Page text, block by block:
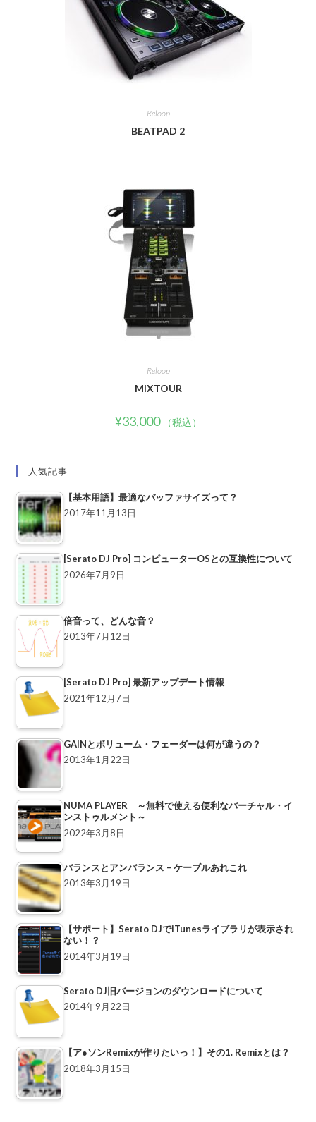
Reloop
BEATPAD 2
Reloop
MIXTOUR
¥33,000 （税込）
人気記事
【基本用語】最適なバッファサイズって？
2017年11月13日
[Serato DJ Pro] コンピューターOSとの互換性について
2026年7月9日
倍音って、どんな音？
2013年7月12日
[Serato DJ Pro] 最新アップデート情報
2021年12月7日
GAINとボリューム・フェーダーは何が違うの？
2013年1月22日
NUMA PLAYER ～無料で使える便利なバーチャル・イ
ンストゥルメント～
2022年3月8日
バランスとアンバランス – ケーブルあれこれ
2013年3月19日
【サポート】Serato DJでiTunesライブラリが表示され
ない！？
2014年3月19日
Serato DJ旧バージョンのダウンロードについて
2014年9月22日
【ア●ソンRemixが作りたいっ！】その1. Remixとは？
2018年3月15日